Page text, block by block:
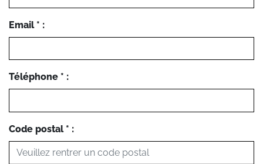
Email * :
Téléphone * :
Code postal * :